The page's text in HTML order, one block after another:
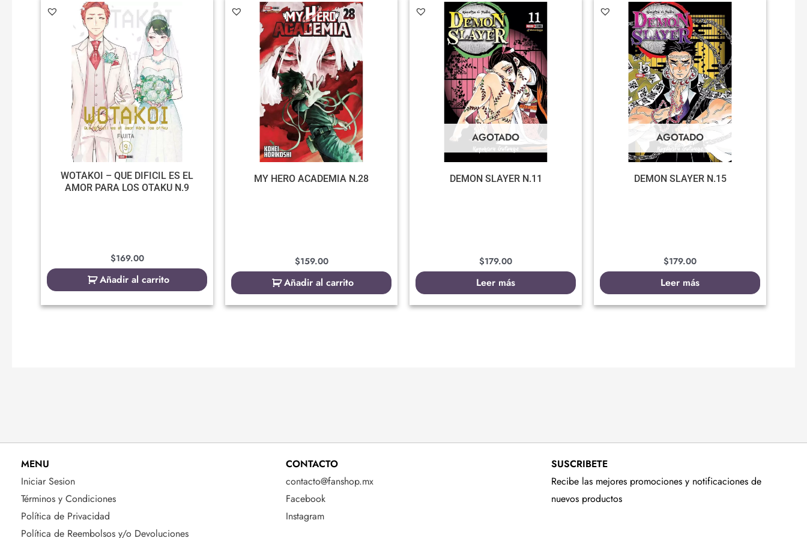
WOTAKOI – QUE DIFICIL ES EL
AMOR PARA LOS OTAKU N.9
$169.00
Añadir al carrito
MY HERO ACADEMIA N.28
$159.00
Añadir al carrito
AGOTADO
DEMON SLAYER N.11
$179.00
Leer más
AGOTADO
DEMON SLAYER N.15
$179.00
Leer más
MENU
Iniciar Sesion
Términos y Condiciones
Política de Privacidad
Política de Reembolsos y/o Devoluciones
CONTACTO
contacto@fanshop.mx
Facebook
Instagram
SUSCRIBETE
Recibe las mejores promociones y notificaciones de
nuevos productos